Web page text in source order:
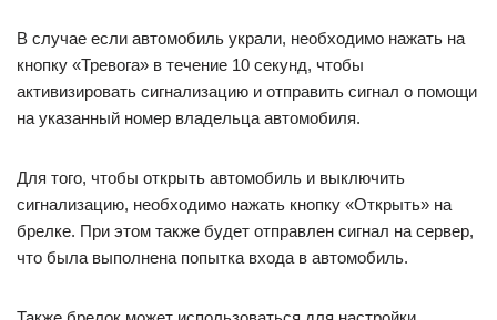
В случае если автомобиль украли, необходимо нажать на
кнопку «Тревога» в течение 10 секунд, чтобы
активизировать сигнализацию и отправить сигнал о помощи
на указанный номер владельца автомобиля.
Для того, чтобы открыть автомобиль и выключить
сигнализацию, необходимо нажать кнопку «Открыть» на
брелке. При этом также будет отправлен сигнал на сервер,
что была выполнена попытка входа в автомобиль.